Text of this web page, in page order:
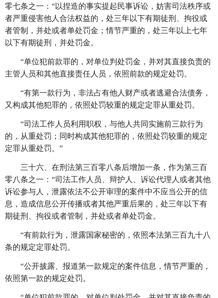
零七条之一： “以捏造的事实提起民事诉讼，妨害司法秩序或
者严重侵害他人合法权益的，处三年以下有期徒刑、拘役或
者管制，并处或者单处罚金；情节严重的，处三年以上七年
以下有期徒刑，并处罚金。
“单位犯前款罪的，对单位判处罚金，并对其直接负责的
主管人员和其他直接责任人员，依照前款的规定处罚。
“有第一款行为，非法占有他人财产或者逃避合法债务，
又构成其他犯罪的，依照处罚较重的规定定罪从重处罚。
“司法工作人员利用职权，与他人共同实施前三款行为
的，从重处罚；同时构成其他犯罪的，依照处罚较重的规定
定罪从重处罚。”
三十六、在刑法第三百零八条后增加一条，作为第三百
零八条之一： “司法工作人员、辩护人、诉讼代理人或者其他
诉讼参与人，泄露依法不公开审理的案件中不应当公开的信
息，造成信息公开传播或者其他严重后果的，处三年以下有
期徒刑、拘役或者管制，并处或者单处罚金。
“有前款行为，泄露国家秘密的，依照本法第三百九十八
条的规定定罪处罚。
“公开披露、报道第一款规定的案件信息，情节严重的，
依照第一款的规定处罚。